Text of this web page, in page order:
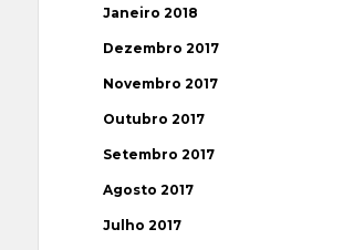
Janeiro 2018
Dezembro 2017
Novembro 2017
Outubro 2017
Setembro 2017
Agosto 2017
Julho 2017